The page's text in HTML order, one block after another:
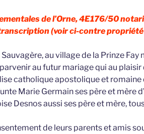
de l’Orne, 4E176/50
(voir ci-contre
au village de la Prinze Fay
au futur mariage qui au plaisir
catholique apostolique et romaine
Marie Germain ses père et mère
Desnos aussi ses père et mère,
de leurs parents et amis